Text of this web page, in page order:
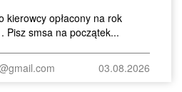
kierowcy opłacony na rok
Pisz smsa na początek...
03.08.2026